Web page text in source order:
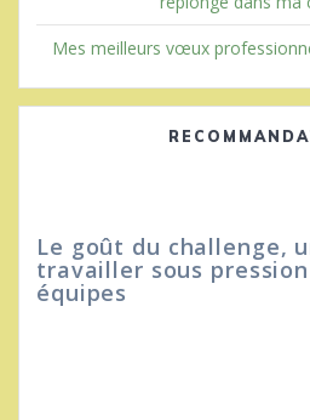
Mes meilleurs vœux
Le goût du challenge,
travailler sous
équipes